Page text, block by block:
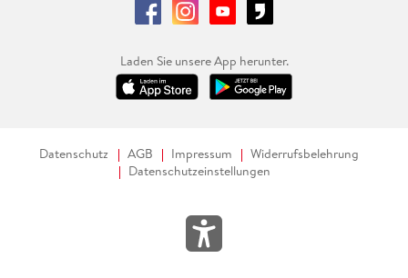
Laden Sie unsere App herunter.
Datenschutz AGB Impressum
Widerrufsbelehrung
Datenschutzeinstellungen